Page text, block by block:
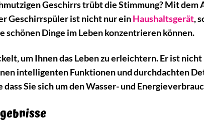
Geschirrs trübt die Stimmung? Mit dem
Geschirrspüler ist nicht nur einHaushaltsgerät,
schönen Dinge im Leben konzentrieren können.
um Ihnen das Leben zu erleichtern. Er ist nicht
intelligenten Funktionen und durchdachten
Sie sich um den Wasser- und